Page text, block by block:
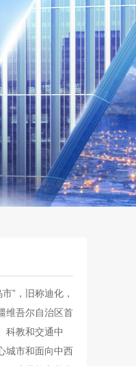
”，旧称迪化，
维吾尔自治区首
科教和交通中
城市和面向中西